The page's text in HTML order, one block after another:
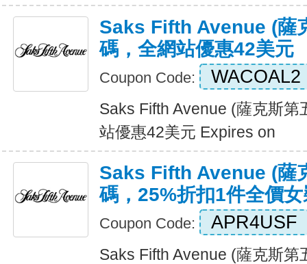
Saks Fifth Avenue (薩
碼，全網站優惠42美元
Coupon Code: WACOAL2
Saks Fifth Avenue (薩克斯第
站優惠42美元 Expires on
Saks Fifth Avenue (薩
碼，25%折扣1件全價
Coupon Code: APR4USF
Saks Fifth Avenue (薩克斯第